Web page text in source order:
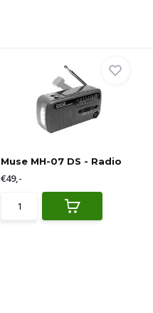
Muse MH-07 DS - Radio
€49,-